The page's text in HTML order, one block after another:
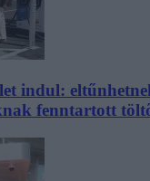
indul:
fenntartott